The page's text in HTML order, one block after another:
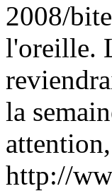
2008/
l'oreille.
la
http://